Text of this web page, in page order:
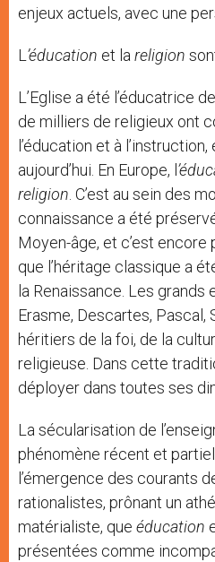
enjeux actuels, avec une
L ’éducation et la religion
L’Eglise a été l’éducatrice
de milliers de religieux ont
l’éducation et à
aujourd’hui. En Europe, l
religion . C’est au sein des
connaissance a été
Moyen-âge, et c’est
que l’héritage classique a
la Renaissance. Les
Erasme, Descartes, Pascal,
héritiers de la foi, de la
religieuse. Dans cette
déployer dans toutes ses
La sécularisation de
phénomène récent et partiel
l’émergence des courants
rationalistes, prônant un
matérialiste, que éducation
présentées comme